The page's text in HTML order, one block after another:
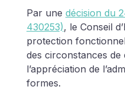
Par une décision du
430253), le Conseil
protection
des circonstances de
l’appréciation de
formes.